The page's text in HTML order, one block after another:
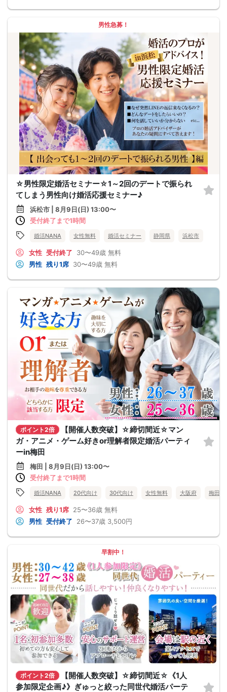
男性急募！
☆男性限定婚活セミナー☆1～2回のデートで振られ
てしまう男性向け婚活応援セミナー♪
浜松市 | 8月9日(日) 13:00〜
受付終了まで1時間
婚活NANA 女性無料 婚活セミナー 静岡県 浜松市
女性 受付終了 30〜49歳 無料
男性 残り1席 30〜49歳 無料
ポイント2倍
【開催人数突破】☆締切間近☆マン
ガ・アニメ・ゲーム好きor理解者限定婚活パーティ
ーin梅田
梅田 | 8月9日(日) 13:00〜
受付終了まで1時間
婚活NANA 20代向け 30代向け 女性無料 大阪府 梅田
女性 残り1席 25〜36歳 無料
男性 受付終了 26〜37歳 3,500円
早割中！
ポイント2倍
【開催人数突破】☆締切間近☆《1人
参加限定企画♪》ぎゅっと絞った同世代婚活パーテ